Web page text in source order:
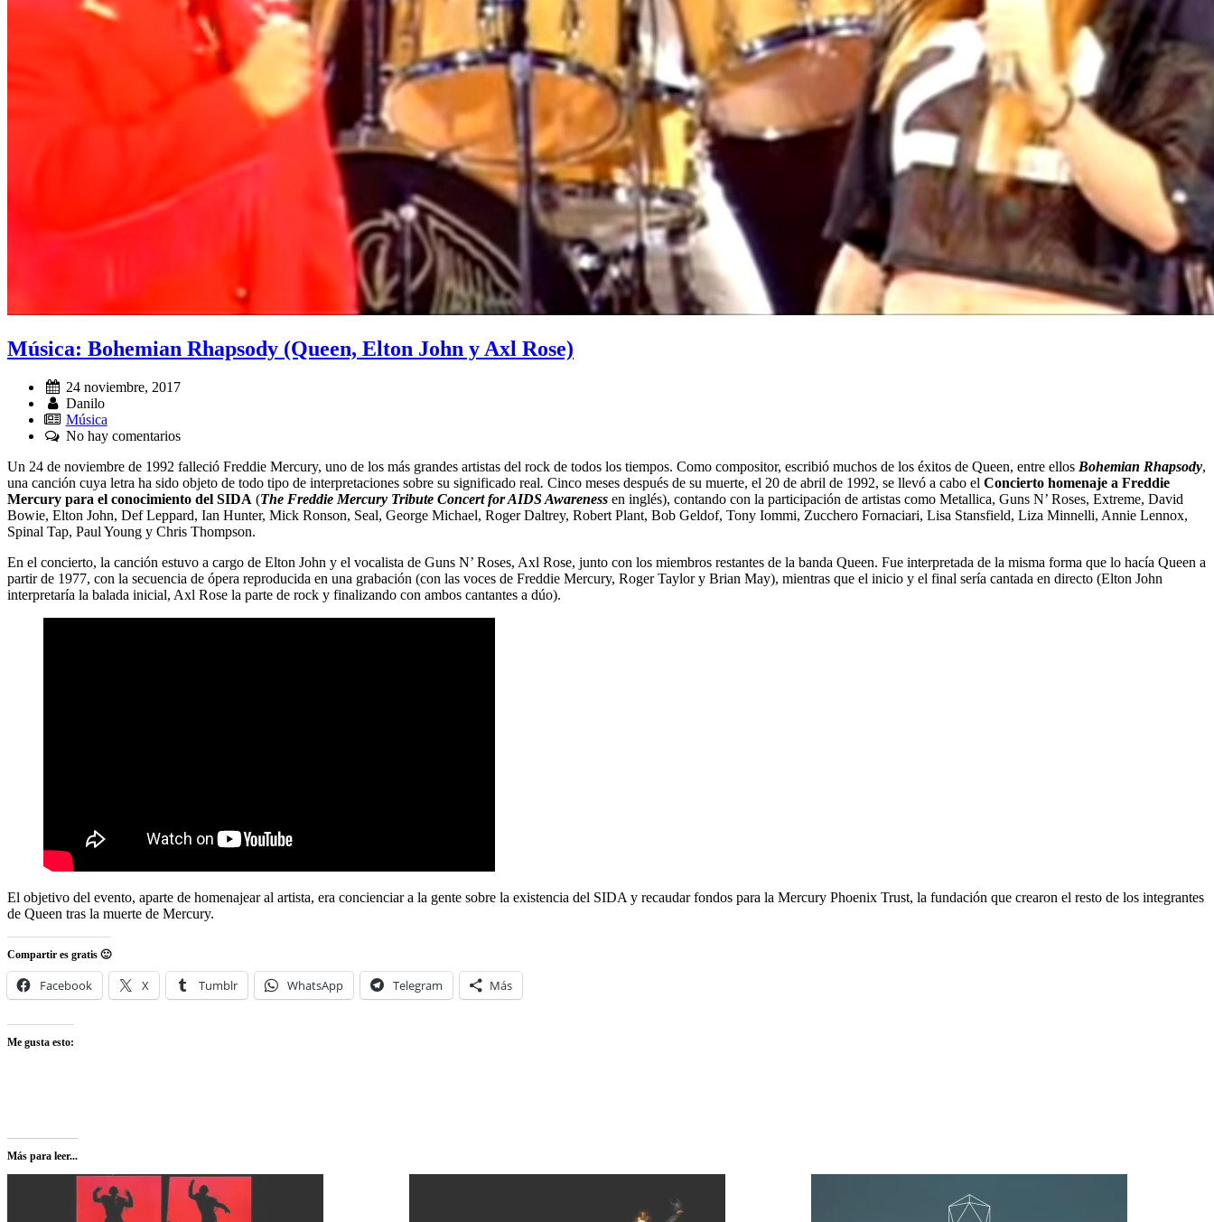
Música: Bohemian Rhapsody (Queen, Elton John y Axl Rose)
Fecha:
24 noviembre, 2017
Autor:
Danilo
Música
Comentarios:
No hay comentarios
Un 24 de noviembre de 1992 falleció Freddie Mercury, uno de los más grandes artistas del rock de todos los tiempos. Como compositor, escribió muchos de los éxitos de Queen, entre ellos Bohemian Rhapsody,
una canción cuya letra ha sido objeto de todo tipo de interpretaciones sobre su significado real. Cinco meses después de su muerte, el 20 de abril de 1992, se llevó a cabo el Concierto homenaje a Freddie
Mercury para el conocimiento del SIDA (The Freddie Mercury Tribute Concert for AIDS Awareness en inglés), contando con la participación de artistas como Metallica, Guns N’ Roses, Extreme, David
Bowie, Elton John, Def Leppard, Ian Hunter, Mick Ronson, Seal, George Michael, Roger Daltrey, Robert Plant, Bob Geldof, Tony Iommi, Zucchero Fornaciari, Lisa Stansfield, Liza Minnelli, Annie Lennox,
Spinal Tap, Paul Young y Chris Thompson.
En el concierto, la canción estuvo a cargo de Elton John y el vocalista de Guns N’ Roses, Axl Rose, junto con los miembros restantes de la banda Queen. Fue interpretada de la misma forma que lo hacía Queen a
partir de 1977, con la secuencia de ópera reproducida en una grabación (con las voces de Freddie Mercury, Roger Taylor y Brian May), mientras que el inicio y el final sería cantada en directo (Elton John
interpretaría la balada inicial, Axl Rose la parte de rock y finalizando con ambos cantantes a dúo).
El objetivo del evento, aparte de homenajear al artista, era concienciar a la gente sobre la existencia del SIDA y recaudar fondos para la Mercury Phoenix Trust, la fundación que crearon el resto de los integrantes
de Queen tras la muerte de Mercury.
Compartir es gratis 🙂
Facebook X Tumblr WhatsApp Telegram Más
Me gusta esto:
Más para leer...